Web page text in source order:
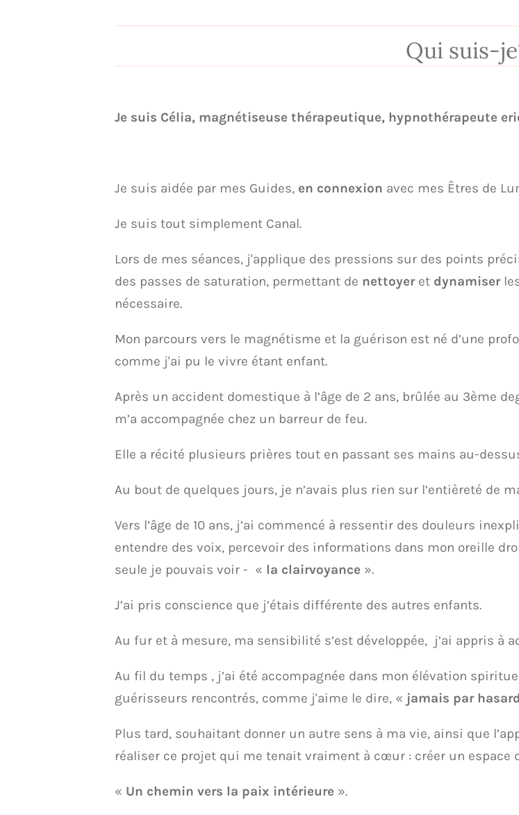
Qui suis-
Je suis Célia, magnétiseuse thérapeutique, hypnothérapeute
Je suis aidée par mes Guides, en connexion avec mes Êtres de
Je suis tout simplement Canal.
Lors de mes séances, j'applique des pressions sur des points
des passes de saturation, permettant de nettoyeret dynamiser
nécessaire.
Mon parcours vers le magnétisme et la guérison est né d’une
comme j'ai pu le vivre étant enfant.
Après un accident domestique à l’âge de 2 ans, brûlée au 3ème
m’a accompagnée chez un barreur de feu.
Elle a récité plusieurs prières tout en passant ses mains au-
Au bout de quelques jours, je n’avais plus rien sur l’entièreté de
Vers l’âge de 10 ans, j’ai commencé à ressentir des douleurs
entendre des voix, percevoir des informations dans mon oreille
seule je pouvais voir - « la clairvoyance ».
J’ai pris conscience que j’étais différente des autres enfants.
Au fur et à mesure, ma sensibilité s’est développée, j’ai appris à
Au fil du temps , j’ai été accompagnée dans mon élévation
guérisseurs rencontrés, comme j'aime le dire, « jamais par hasard
Plus tard, souhaitant donner un autre sens à ma vie, ainsi que
réaliser ce projet qui me tenait vraiment à cœur : créer un espace
« Un chemin vers la paix intérieure ».